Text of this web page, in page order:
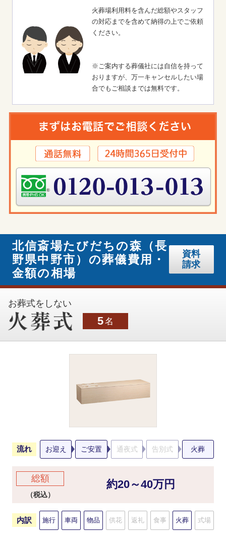
火葬場利用料を含んだ総額やスタッフ
の対応までを含めて納得の上でご依頼
ください。
※ご案内する葬儀社には自信を持って
おりますが、万一キャンセルしたい場
合でもご相談までは無料です。
北信斎場たびだちの森（長
野県中野市）の葬儀費用・
金額の相場
資料
請求
お葬式をしない
5名
流れ お迎え ご安置 通夜式 告別式 火葬
総額
（税込）
約20～40万円
内訳 施行 車両 物品 供花 返礼 食事 火葬 式場